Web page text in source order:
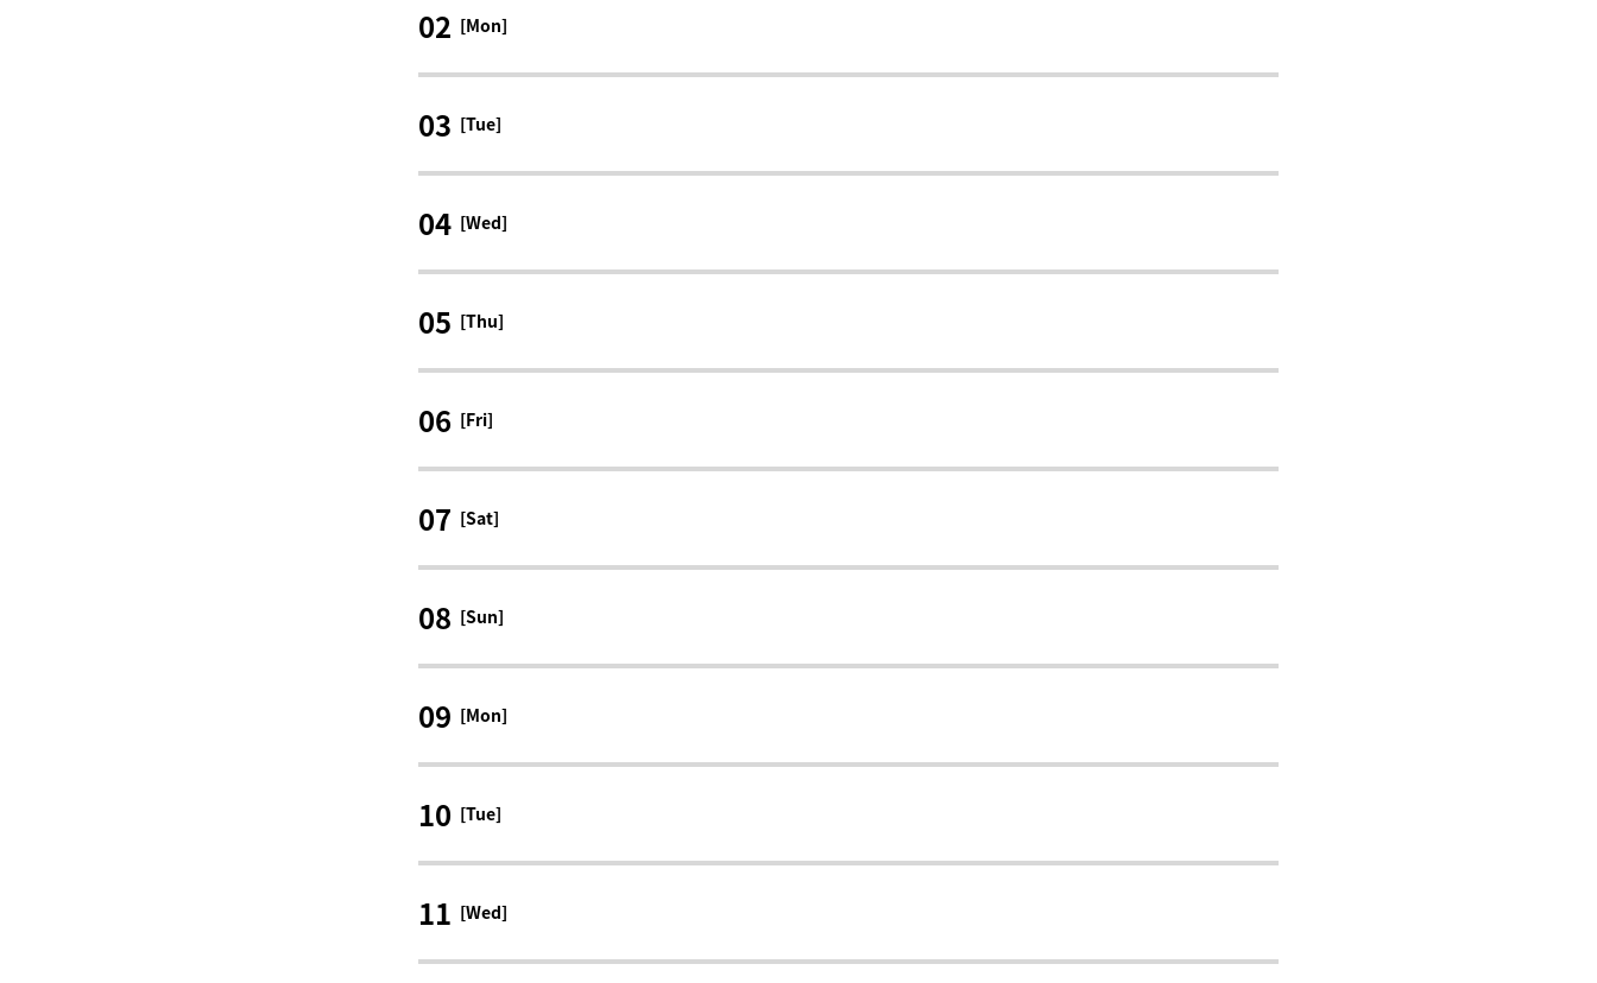
02 [Mon]
03 [Tue]
04 [Wed]
05 [Thu]
06 [Fri]
07 [Sat]
08 [Sun]
09 [Mon]
10 [Tue]
11 [Wed]